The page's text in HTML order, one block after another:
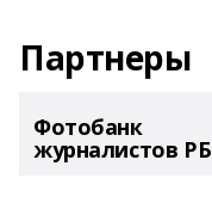
Партнеры
Фотобанк
журналистов РБ